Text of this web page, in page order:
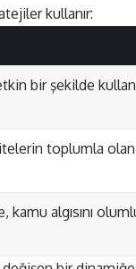
kullanır:
bir şekilde
toplumla olan
kamu algısını